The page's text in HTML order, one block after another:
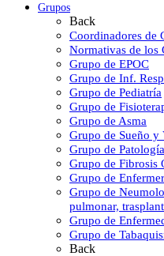
Grupos
Back
Coordinadores de
Normativas de los
Grupo de EPOC
Grupo de Inf.
Grupo de Pediatría
Grupo de
Grupo de Asma
Grupo de Sueño y
Grupo de
Grupo de Fibrosis
Grupo de
Grupo de
pulmonar,
Grupo de
Grupo de
Back